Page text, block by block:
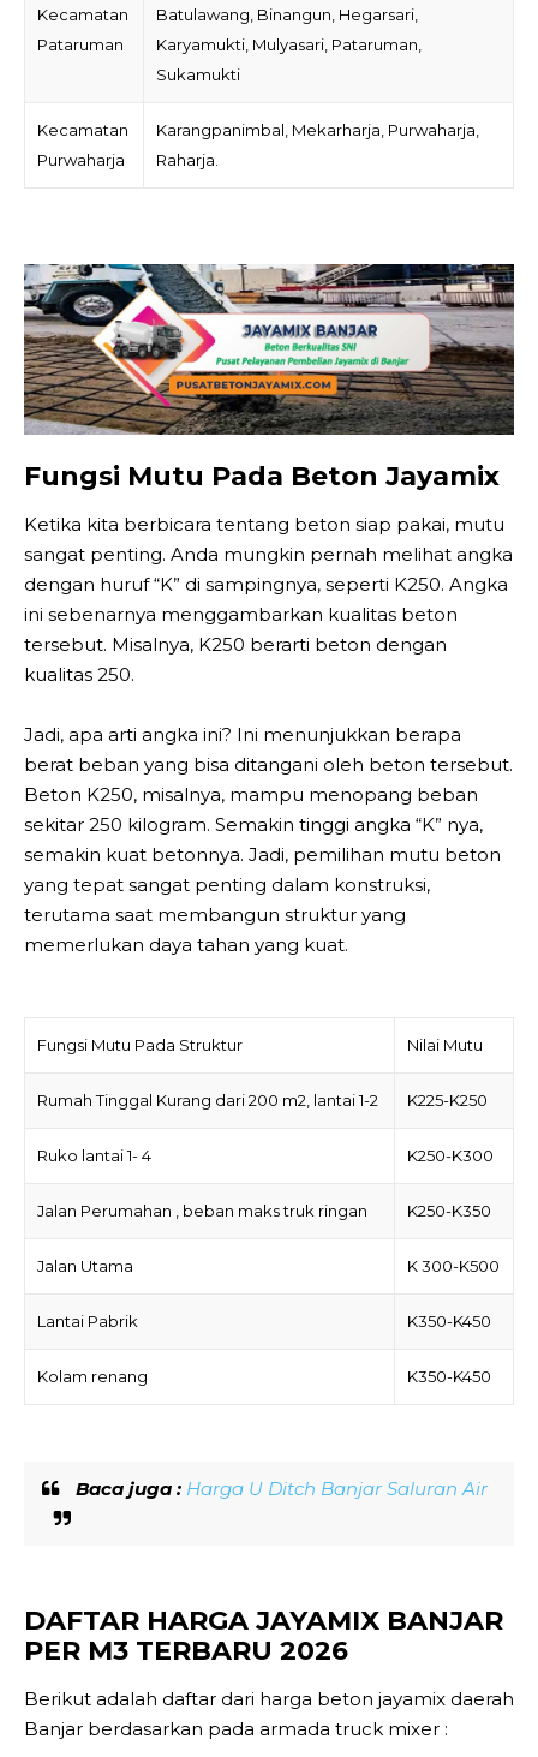
Kecamatan
Pataruman
Batulawang, Binangun, Hegarsari,
Karyamukti, Mulyasari, Pataruman,
Sukamukti
Kecamatan
Purwaharja
Karangpanimbal, Mekarharja, Purwaharja,
Raharja.
Fungsi Mutu Pada Beton Jayamix
Ketika kita berbicara tentang beton siap pakai, mutu
sangat penting. Anda mungkin pernah melihat angka
dengan huruf “K” di sampingnya, seperti K250. Angka
ini sebenarnya menggambarkan kualitas beton
tersebut. Misalnya, K250 berarti beton dengan
kualitas 250.
Jadi, apa arti angka ini? Ini menunjukkan berapa
berat beban yang bisa ditangani oleh beton tersebut.
Beton K250, misalnya, mampu menopang beban
sekitar 250 kilogram. Semakin tinggi angka “K” nya,
semakin kuat betonnya. Jadi, pemilihan mutu beton
yang tepat sangat penting dalam konstruksi,
terutama saat membangun struktur yang
memerlukan daya tahan yang kuat.
Fungsi Mutu Pada Struktur Nilai Mutu
Rumah Tinggal Kurang dari 200 m2, lantai 1-2 K225-K250
Ruko lantai 1- 4 K250-K300
Jalan Perumahan , beban maks truk ringan K250-K350
Jalan Utama K 300-K500
Lantai Pabrik K350-K450
Kolam renang K350-K450
Baca juga : Harga U Ditch Banjar Saluran Air
DAFTAR HARGA JAYAMIX BANJAR
PER M3 TERBARU 2026
Berikut adalah daftar dari harga beton jayamix daerah
Banjar berdasarkan pada armada truck mixer :